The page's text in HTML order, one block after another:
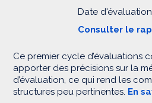
Date
Consulter le
Ce premier cycle d’évaluations
apporter des précisions sur la
d’évaluation, ce qui rend les
structures peu pertinentes. En